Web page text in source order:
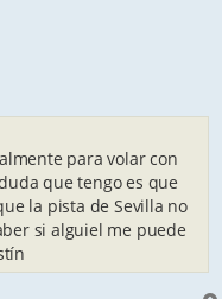
para volar con
que tengo es que
la pista de Sevilla no
si alguiel me puede